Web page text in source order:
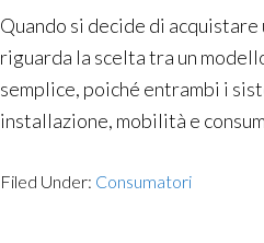
Quando si decide di
riguarda la scelta tra un
semplice, poiché entrambi i
installazione, mobilità e
Filed Under: Consumatori